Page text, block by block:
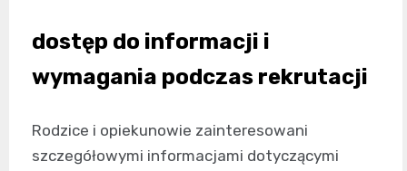
dostęp do informacji i
wymagania podczas rekrutacji
Rodzice i opiekunowie zainteresowani
szczegółowymi informacjami dotyczącymi